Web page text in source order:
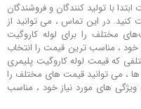
با تولید کنندگان و فروشندگان
کنید. در این تماس ، می ‌توانید از
مختلف را برای لوله کاروگیت
خود ، مناسب ترین قیمت را انتخاب
که قیمت لوله کاروگیت پلیمری
‌ها ، می ‌توانید قیمت ‌های مختلف را
ویژگی ‌های مورد نیاز خود ، مناسب